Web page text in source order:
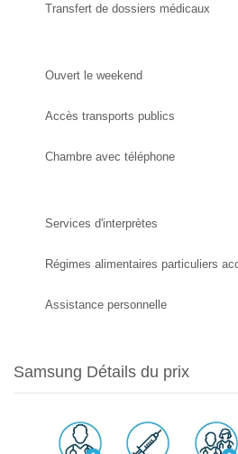
Transfert de dossiers médicaux
Ouvert le weekend
Accès transports publics
Chambre avec téléphone
Services d'interprètes
Régimes alimentaires particuliers
Assistance personnelle
Samsung Détails du prix